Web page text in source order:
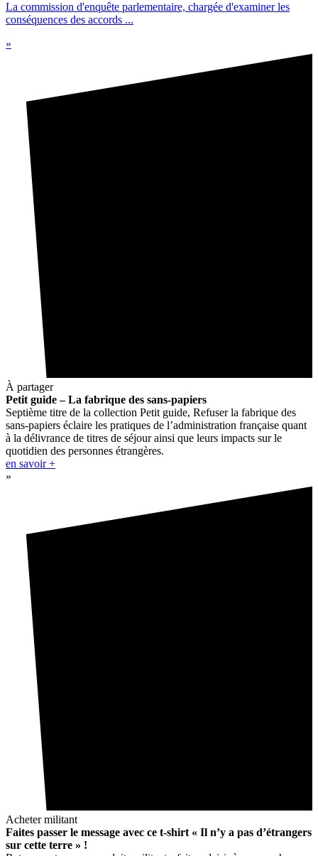
La commission d'enquête parlementaire, chargée d'examiner les
conséquences des accords ...
»
À partager
Petit guide – La fabrique des sans-papiers
Septième titre de la collection Petit guide, Refuser la fabrique des
sans-papiers éclaire les pratiques de l’administration française quant
à la délivrance de titres de séjour ainsi que leurs impacts sur le
quotidien des personnes étrangères.
en savoir +
»
Acheter militant
Faites passer le message avec ce t-shirt « Il n’y a pas d’étrangers
sur cette terre » !